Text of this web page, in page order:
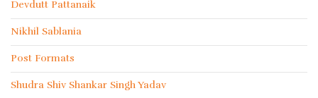
Devdutt Pattanaik
Nikhil Sablania
Post Formats
Shudra Shiv Shankar Singh Yadav